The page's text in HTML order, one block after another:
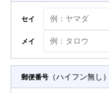
セイ
メイ
郵便番号（ハイフン無し）